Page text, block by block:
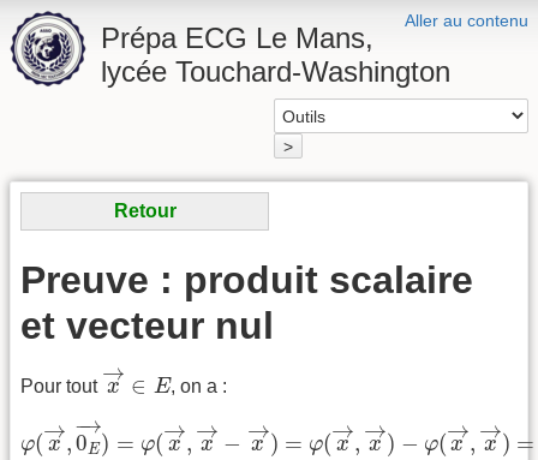
Aller au contenu
Prépa ECG Le Mans,
lycée Touchard-Washington
>
Retour
Preuve : produit scalaire
et vecteur nul
Pour tout
→
x ∈ E
→
, on a :
φ(
→
x ,
−
→
0E) = φ(
→
x ,
→
x −
→
x ) = φ(
→
x ,
→
x ) − φ(
→
x ,
→
x ) =
→ 0E x , − x , x ,